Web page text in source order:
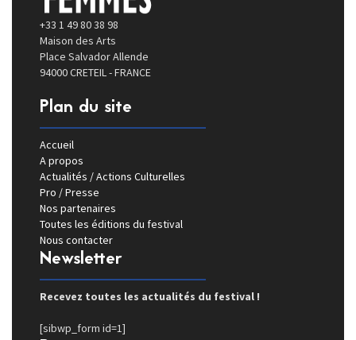
+33 1 49 80 38 98
Maison des Arts
Place Salvador Allende
94000 CRETEIL - FRANCE
Plan du site
Accueil
A propos
Actualités / Actions Culturelles
Pro / Presse
Nos partenaires
Toutes les éditions du festival
Nous contacter
Newsletter
Recevez toutes les actualités du festival !
[sibwp_form id=1]